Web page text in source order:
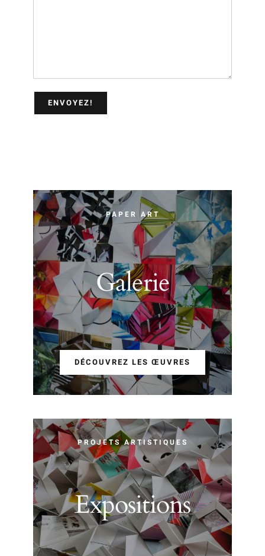
PAPER ART
Galerie
DÉCOUVREZ LES ŒUVRES
PROJETS ARTISTIQUES
Expositions